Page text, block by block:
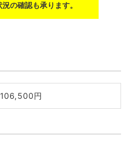
の確認も承ります。
円